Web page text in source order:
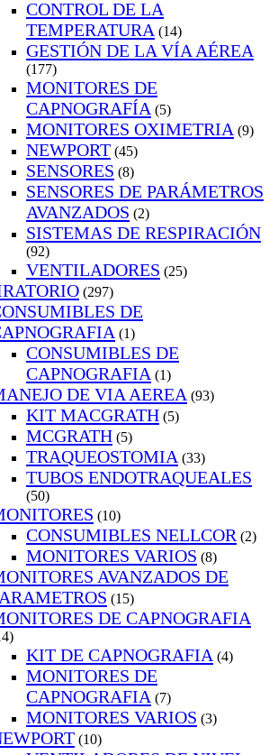
CONTROL DE LA
TEMPERATURA (14)
GESTIÓN DE LA VÍA AÉREA
(177)
MONITORES DE
CAPNOGRAFÍA (5)
MONITORES OXIMETRIA (9)
NEWPORT (45)
SENSORES (8)
SENSORES DE PARÁMETROS
AVANZADOS (2)
SISTEMAS DE RESPIRACIÓN
(92)
VENTILADORES (25)
(297)
DE
(1)
CONSUMIBLES DE
CAPNOGRAFIA (1)
DE VIA AEREA (93)
KIT MACGRATH (5)
MCGRATH (5)
TRAQUEOSTOMIA (33)
TUBOS ENDOTRAQUEALES
(50)
(10)
CONSUMIBLES NELLCOR (2)
MONITORES VARIOS (8)
AVANZADOS DE
(15)
DE CAPNOGRAFIA
KIT DE CAPNOGRAFIA (4)
MONITORES DE
CAPNOGRAFIA (7)
MONITORES VARIOS (3)
(10)